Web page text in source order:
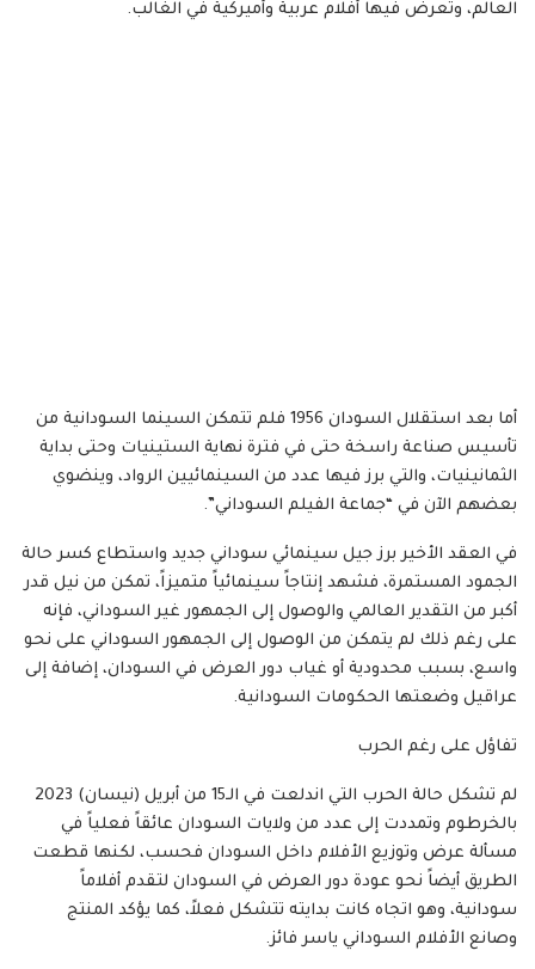
العالم، وتعرض فيها أفلام عربية وأميركية في الغالب.
أما بعد استقلال السودان 1956 فلم تتمكن السينما السودانية من
تأسيس صناعة راسخة حتى في فترة نهاية الستينيات وحتى بداية
الثمانينيات، والتي برز فيها عدد من السينمائيين الرواد، وينضوي
بعضهم الآن في “جماعة الفيلم السوداني”.
في العقد الأخير برز جيل سينمائي سوداني جديد واستطاع كسر حالة
الجمود المستمرة، فشهد إنتاجاً سينمائياً متميزاً، تمكن من نيل قدر
أكبر من التقدير العالمي والوصول إلى الجمهور غير السوداني، فإنه
على رغم ذلك لم يتمكن من الوصول إلى الجمهور السوداني على نحو
واسع، بسبب محدودية أو غياب دور العرض في السودان، إضافة إلى
عراقيل وضعتها الحكومات السودانية.
تفاؤل على رغم الحرب
لم تشكل حالة الحرب التي اندلعت في الـ15 من أبريل (نيسان) 2023
بالخرطوم وتمددت إلى عدد من ولايات السودان عائقاً فعلياً في
مسألة عرض وتوزيع الأفلام داخل السودان فحسب، لكنها قطعت
الطريق أيضاً نحو عودة دور العرض في السودان لتقدم أفلاماً
سودانية، وهو اتجاه كانت بدايته تتشكل فعلاً، كما يؤكد المنتج
وصانع الأفلام السوداني ياسر فائز.